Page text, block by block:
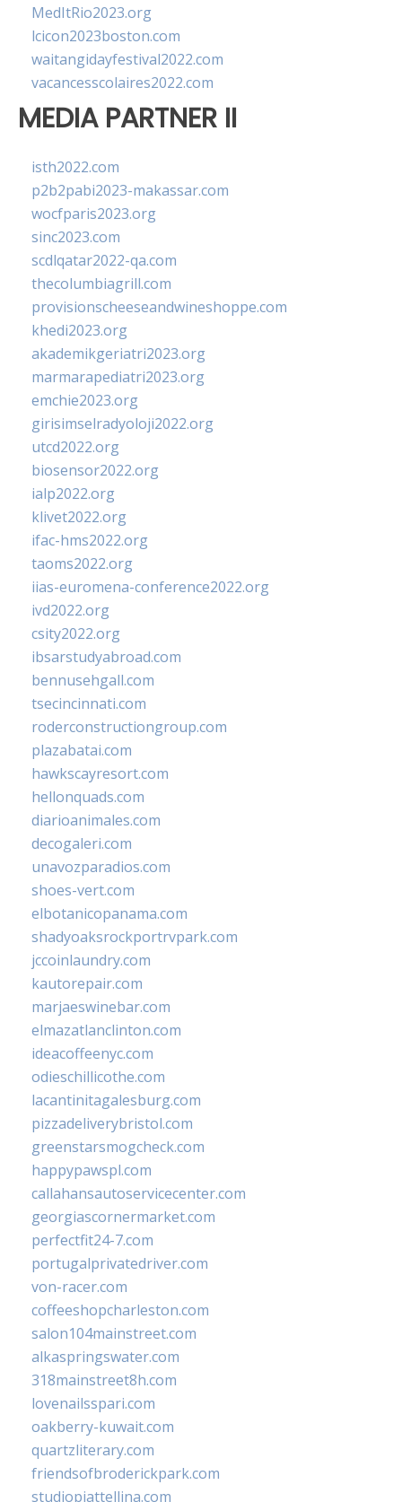
MedItRio2023.org
lcicon2023boston.com
waitangidayfestival2022.com
vacancesscolaires2022.com
MEDIA PARTNER II
isth2022.com
p2b2pabi2023-makassar.com
wocfparis2023.org
sinc2023.com
scdlqatar2022-qa.com
thecolumbiagrill.com
provisionscheeseandwineshoppe.com
khedi2023.org
akademikgeriatri2023.org
marmarapediatri2023.org
emchie2023.org
girisimselradyoloji2022.org
utcd2022.org
biosensor2022.org
ialp2022.org
klivet2022.org
ifac-hms2022.org
taoms2022.org
iias-euromena-conference2022.org
ivd2022.org
csity2022.org
ibsarstudyabroad.com
bennusehgall.com
tsecincinnati.com
roderconstructiongroup.com
plazabatai.com
hawkscayresort.com
hellonquads.com
diarioanimales.com
decogaleri.com
unavozparadios.com
shoes-vert.com
elbotanicopanama.com
shadyoaksrockportrvpark.com
jccoinlaundry.com
kautorepair.com
marjaeswinebar.com
elmazatlanclinton.com
ideacoffeenyc.com
odieschillicothe.com
lacantinitagalesburg.com
pizzadeliverybristol.com
greenstarsmogcheck.com
happypawspl.com
callahansautoservicecenter.com
georgiascornermarket.com
perfectfit24-7.com
portugalprivatedriver.com
von-racer.com
coffeeshopcharleston.com
salon104mainstreet.com
alkaspringswater.com
318mainstreet8h.com
lovenailsspari.com
oakberry-kuwait.com
quartzliterary.com
friendsofbroderickpark.com
studiopiattellina.com